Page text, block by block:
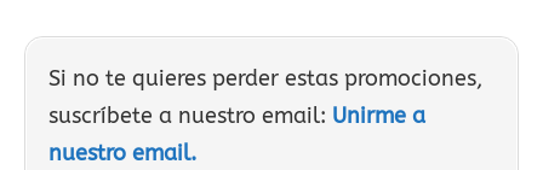
Si no te quieres perder estas promociones,
suscríbete a nuestro email: Unirme a
nuestro email.